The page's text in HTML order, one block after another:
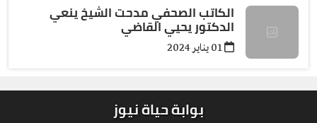
الكاتب الصحفي مدحت الشيخ ينعي
الدكتور يحيي القاضي
بوابة حياة نيوز